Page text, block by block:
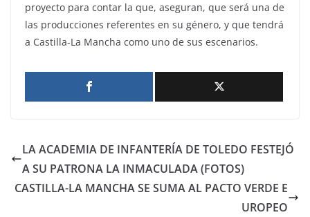
proyecto para contar la que, aseguran, que será una de
las producciones referentes en su género, y que tendrá
a Castilla-La Mancha como uno de sus escenarios.
LA ACADEMIA DE INFANTERÍA DE TOLEDO FESTEJÓ
A SU PATRONA LA INMACULADA (FOTOS)
CASTILLA-LA MANCHA SE SUMA AL PACTO VERDE E
UROPEO